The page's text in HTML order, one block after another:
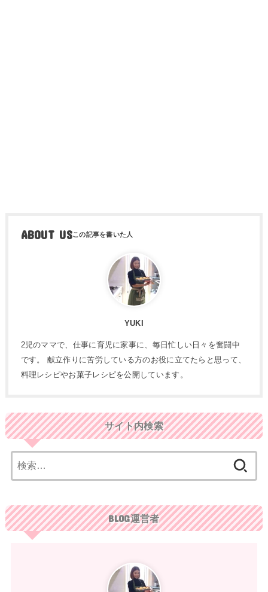
ABOUT US
YUKI
2児のママで、仕事に育児に家事に、毎日忙しい日々を奮闘中
です。 献立作りに苦労している方のお役に立てたらと思って、
料理レシピやお菓子レシピを公開しています。
サイト内検索
索:
BLOG運営者